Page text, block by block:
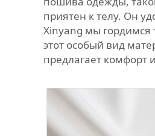
приятен к телу. Он
Xinyang мы гордимся
этот особый вид
предлагает комфорт